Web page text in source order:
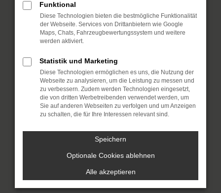
können:
Überprüfe deine Firewall und
deine Internetverbindung.
Laden andere Webseiten, zum
Beispiel deine Suchmaschine?
Prüfe deine
Browsererweiterungen.
Manche Erweiterungen, wie
Werbeblocker, können das Laden
bestimmter Seiten verhindern.
Funktioniert die Seite in einem
anderen Browser oder in einem
privaten Fenster?
Funktional
Diese Technologien bieten die bestmögliche Funktionalität
der Webseite. Services von Drittanbietern wie Google
Maps, Chats, Fahrzeugbewertungssystem und weitere
werden aktiviert.
Statistik und Marketing
Diese Technologien ermöglichen es uns, die Nutzung der
Webseite zu analysieren, um die Leistung zu messen und
zu verbessern. Zudem werden Technologien eingesetzt,
die von dritten Werbetreibenden verwendet werden, um
Sie auf anderen Webseiten zu verfolgen und um Anzeigen
zu schalten, die für Ihre Interessen relevant sind.
Speichern
Optionale Cookies ablehnen
Alle akzeptieren